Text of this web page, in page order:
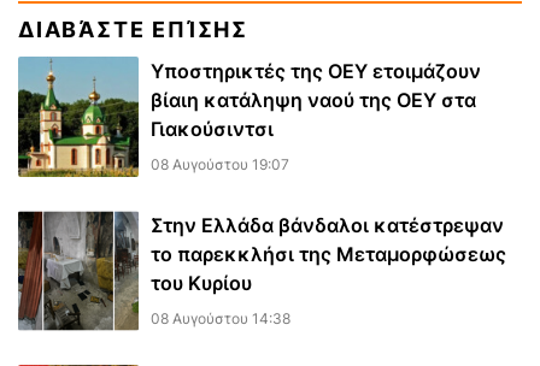
ΔΙΑΒΆΣΤΕ ΕΠΊΣΗΣ
Υποστηρικτές της ΟΕΥ ετοιμάζουν
βίαιη κατάληψη ναού της ΟΕΥ στα
Γιακούσιντσι
08 Αυγούστου 19:07
Στην Ελλάδα βάνδαλοι κατέστρεψαν
το παρεκκλήσι της Μεταμορφώσεως
του Κυρίου
08 Αυγούστου 14:38